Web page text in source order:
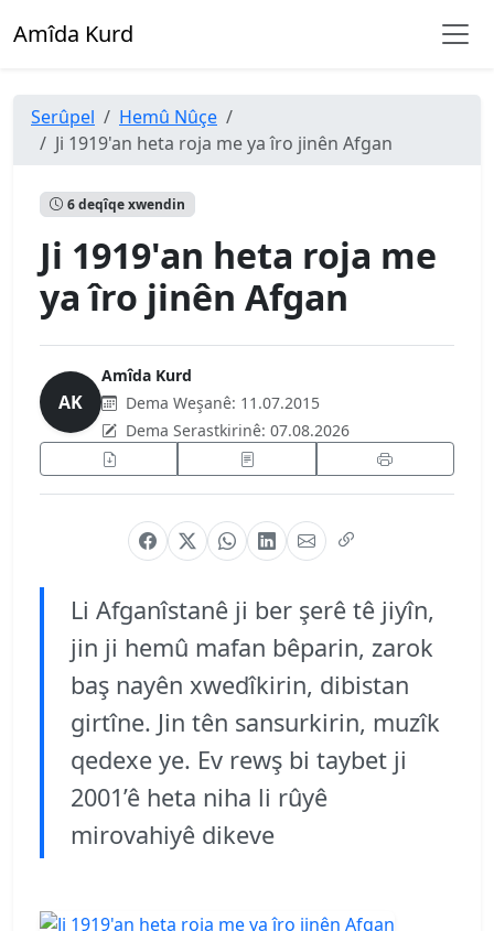
Amîda Kurd
Serûpel
Hemû Nûçe
Ji 1919'an heta roja me ya îro jinên Afgan
6 deqîqe xwendin
Ji 1919'an heta roja me
ya îro jinên Afgan
AK
Amîda Kurd
Dema Weşanê: 11.07.2015
Dema Serastkirinê: 07.08.2026
Li Afganîstanê ji ber şerê tê jiyîn,
jin ji hemû mafan bêparin, zarok
baş nayên xwedîkirin, dibistan
girtîne. Jin tên sansurkirin, muzîk
qedexe ye. Ev rewş bi taybet ji
2001’ê heta niha li rûyê
mirovahiyê dikeve